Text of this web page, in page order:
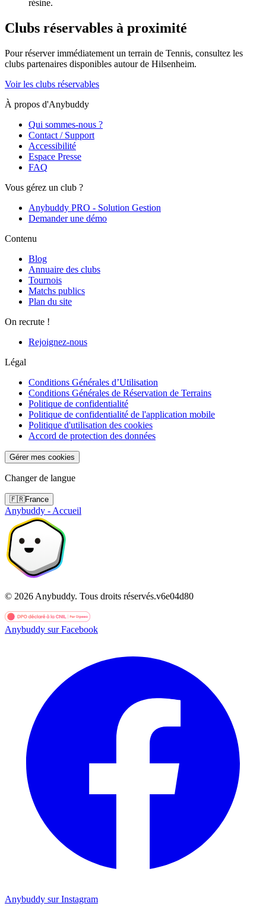
résine.
Clubs réservables à proximité
Pour réserver immédiatement un terrain de Tennis, consultez les
clubs partenaires disponibles autour de Hilsenheim.
Voir les clubs réservables
À propos d'Anybuddy
Qui sommes-nous ?
Contact / Support
Accessibilité
Espace Presse
FAQ
Vous gérez un club ?
Anybuddy PRO - Solution Gestion
Demander une démo
Contenu
Blog
Annuaire des clubs
Tournois
Matchs publics
Plan du site
On recrute !
Rejoignez-nous
Légal
Conditions Générales d’Utilisation
Conditions Générales de Réservation de Terrains
Politique de confidentialité
Politique de confidentialité de l'application mobile
Politique d'utilisation des cookies
Accord de protection des données
Gérer mes cookies
Changer de langue
🇫🇷France
Anybuddy - Accueil
© 2026 Anybuddy. Tous droits réservés.v6e04d80
Anybuddy sur Facebook
Anybuddy sur Instagram